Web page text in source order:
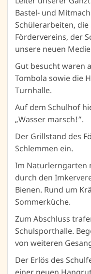
Bastel- und
Schülerarbeiten,
Fördervereins, der
unsere neuen
Gut besucht waren
Tombola sowie die
Turnhalle.
Auf dem Schulhof
„Wasser marsch!“.
Der Grillstand des
Schlemmen ein.
Im Naturlerngarten
durch den
Bienen. Rund um
Sommerküche.
Zum Abschluss
Schulsporthalle.
von weiteren
Der Erlös des